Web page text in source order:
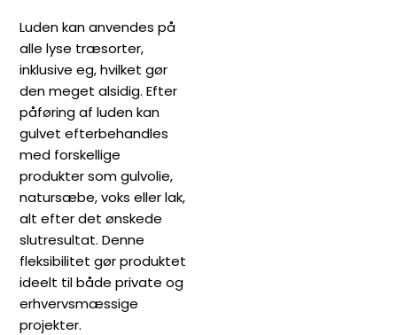
Luden kan anvendes på
alle lyse træsorter,
inklusive eg, hvilket gør
den meget alsidig. Efter
påføring af luden kan
gulvet efterbehandles
med forskellige
produkter som gulvolie,
natursæbe, voks eller lak,
alt efter det ønskede
slutresultat. Denne
fleksibilitet gør produktet
ideelt til både private og
erhvervsmæssige
projekter.